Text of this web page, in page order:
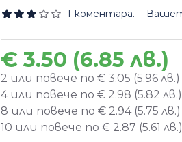
1 коментара. -
€ 3.50 (6.85 лв.)
2 или повече по € 3.05 (5.96 лв.)
4 или повече по € 2.98 (5.82 лв.)
8 или повече по € 2.94 (5.75 лв.)
10 или повече по € 2.87 (5.61 лв.)